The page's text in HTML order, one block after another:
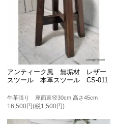
アンティーク風 無垢材 レザー
スツール 本革スツール CS-011
牛革張り 座面直径30cm 高さ45cm
16,500円(税1,500円)